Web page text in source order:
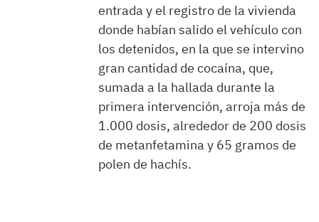
entrada y el registro de la vivienda
donde habían salido el vehículo con
los detenidos, en la que se intervino
gran cantidad de cocaína, que,
sumada a la hallada durante la
primera intervención, arroja más de
1.000 dosis, alrededor de 200 dosis
de metanfetamina y 65 gramos de
polen de hachís.